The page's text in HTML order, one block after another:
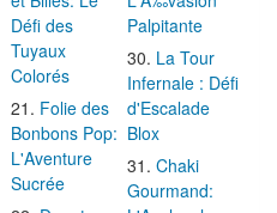
Défi des
Tuyaux
Colorés
Folie des
Bonbons Pop:
L'Aventure
Sucrée
Palpitante
La Tour
Infernale : Défi
d'Escalade
Blox
Chaki
Gourmand: